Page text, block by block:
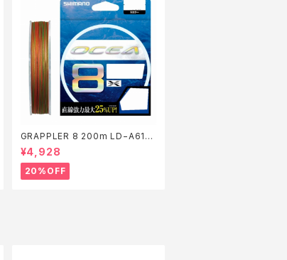
GRAPPLER 8 200m LD−A61S
5色 8【特価仕掛】【20】
¥4,928
20%OFF